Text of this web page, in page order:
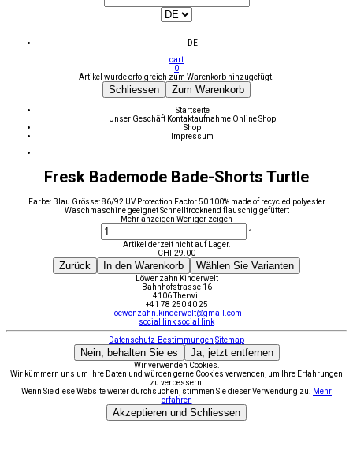
DE
cart
0
Artikel wurde erfolgreich zum Warenkorb hinzugefügt.
Schliessen Zum Warenkorb
Startseite
Unser Geschäft Kontaktaufnahme Online Shop
Shop
Impressum
Fresk Bademode Bade-Shorts Turtle
Farbe: Blau Grösse: 86/92 UV Protection Factor 50 100% made of recycled polyester
Waschmaschine geeignet Schnelltrocknend flauschig gefüttert
Mehr anzeigen Weniger zeigen
1
Artikel derzeit nicht auf Lager.
CHF29.00
Zurück In den Warenkorb Wählen Sie Varianten
Löwenzahn Kinderwelt
Bahnhofstrasse 16
4106 Therwil
+41 78 250 40 25
loewenzahn.kinderwelt@gmail.com
social link social link
Datenschutz-Bestimmungen Sitemap
Nein, behalten Sie es Ja, jetzt entfernen
Wir verwenden Cookies.
Wir kümmern uns um Ihre Daten und würden gerne Cookies verwenden, um Ihre Erfahrungen
zu verbessern.
Wenn Sie diese Website weiter durchsuchen, stimmen Sie dieser Verwendung zu.
Mehr
erfahren
Akzeptieren und Schliessen